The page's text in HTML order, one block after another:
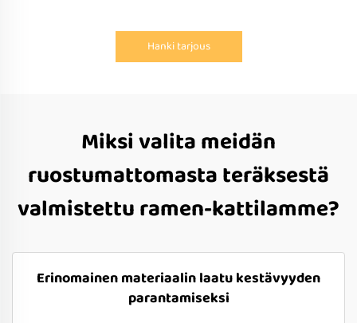
Hanki tarjous
Miksi valita meidän
ruostumattomasta teräksestä
valmistettu ramen-kattilamme?
Erinomainen materiaalin laatu kestävyyden
parantamiseksi